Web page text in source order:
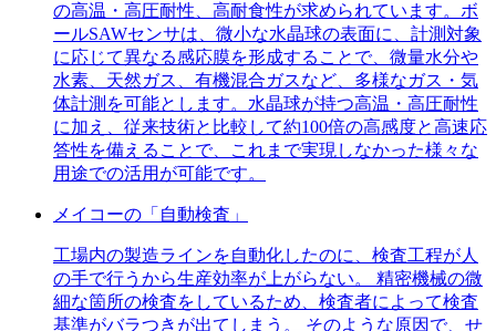
の高温・高圧耐性、高耐食性が求められています。ボ
ールSAWセンサは、微小な水晶球の表面に、計測対象
に応じて異なる感応膜を形成することで、微量水分や
水素、天然ガス、有機混合ガスなど、多様なガス・気
体計測を可能とします。水晶球が持つ高温・高圧耐性
に加え、従来技術と比較して約100倍の高感度と高速応
答性を備えることで、これまで実現しなかった様々な
用途での活用が可能です。
メイコーの「自動検査」
工場内の製造ラインを自動化したのに、検査工程が人
の手で行うから生産効率が上がらない。 精密機械の微
細な箇所の検査をしているため、検査者によって検査
基準がバラつきが出てしまう。 そのような原因で、せ